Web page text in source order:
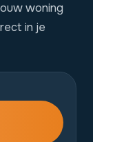
woning
in je